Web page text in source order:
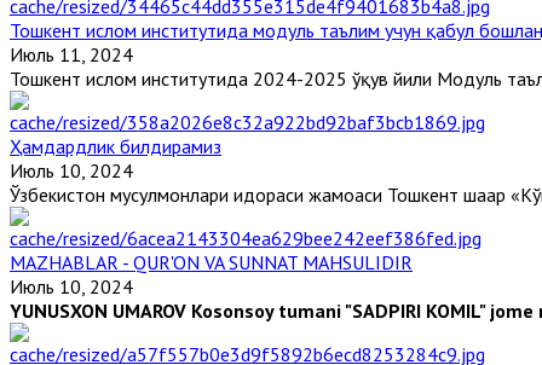
Тошкент ислом институтида модуль таълим учун қабул
Июль 11, 2024
Тошкент ислом институтида 2024-2025 ўқув йили Модуль
Ҳамдардлик билдирамиз
Июль 10, 2024
Ўзбекистон мусулмонлари идораси жамоаси Тошкент шаҳар
MAZHABLAR - QUR'ON VA SUNNAT MAHSULIDIR
Июль 10, 2024
YUNUSXON UMAROV Kosonsoy tumani "SADPIRI KOMIL"